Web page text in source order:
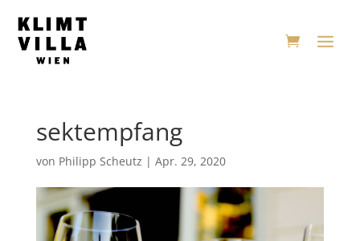
sektempfang
von Philipp Scheutz | Apr. 29, 2020